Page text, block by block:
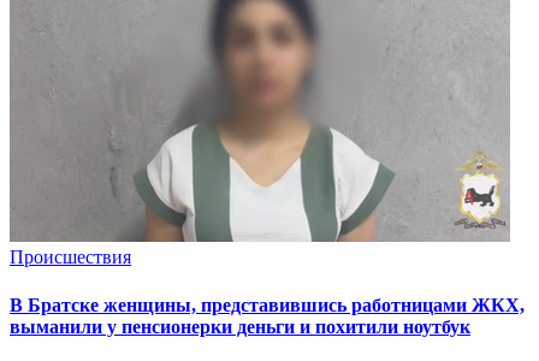
Происшествия
В Братске женщины, представившись работницами ЖКХ,
выманили у пенсионерки деньги и похитили ноутбук